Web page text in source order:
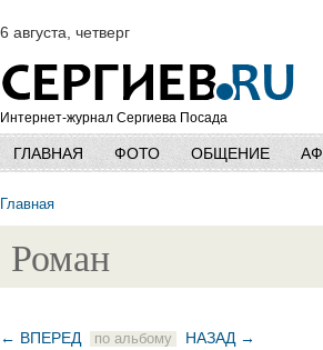
6 августа, четверг
Интернет-журнал Сергиева Посада
ГЛАВНАЯ ФОТО ОБЩЕНИЕ
Главная
Роман
← ВПЕРЕД по альбому НАЗАД →